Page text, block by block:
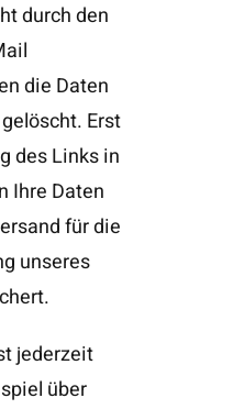
durch den
die Daten
Erst
des Links in
Ihre Daten
für die
unseres
jederzeit
über